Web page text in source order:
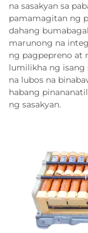
na sasakyan sa
pamamagitan ng
dahang
marunong na
ng pagpepreno at
lumilikha ng isang
na lubos na
habang
ng sasakyan.